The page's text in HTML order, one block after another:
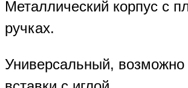
Металлический корпус с
ручках.
Универсальный, возможно